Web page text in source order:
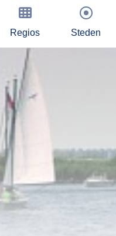
Regios Steden